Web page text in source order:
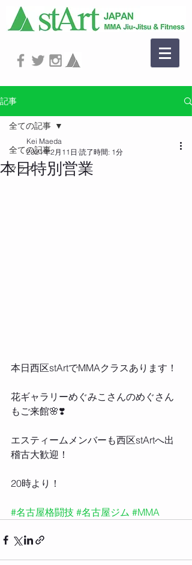
記事
全ての記事
クラス
全ての記事
本日特別営業
Kei Maeda
2021年2月11日 読了時間: 1分
本日西区stArtでMMAクラスあります！
花ギャラリーめぐみこさんのめぐさん
もご来館🌸❣️
エスティームメンバーも西区stArtへ出
稽古大歓迎！
20時より！
#名古屋格闘技 #名古屋ジム #MMA